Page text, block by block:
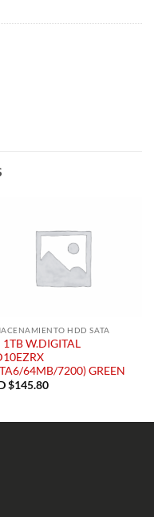
HDD SATA
1TB W.DIGITAL
64MB/7200) GREEN
$145.80